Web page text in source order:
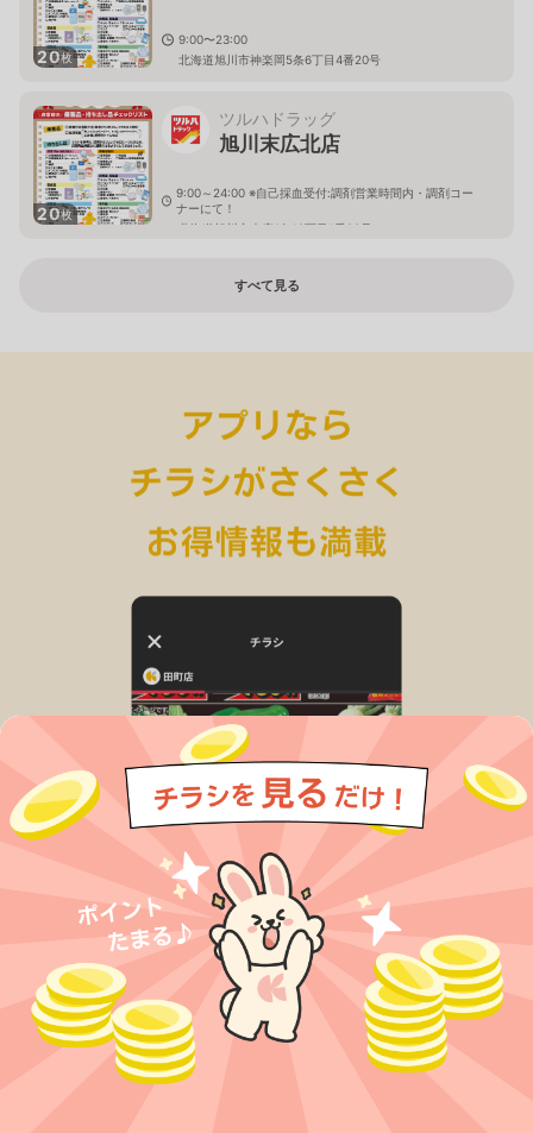
20枚
9:00〜23:00
北海道旭川市神楽岡5条6丁目4番20号
20枚
ツルハドラッグ
旭川末広北店
9:00～24:00 ※自己採血受付:調剤営業時間内・調剤コー
ナーにて！
北海道旭川市末広1条10丁目1番20号
すべて見る